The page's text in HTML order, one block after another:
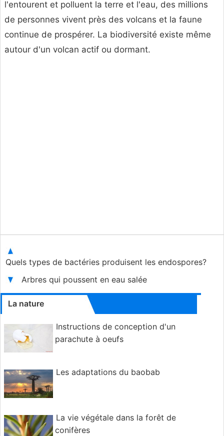
l'entourent et polluent la terre et l'eau, des millions
de personnes vivent près des volcans et la faune
continue de prospérer. La biodiversité existe même
autour d'un volcan actif ou dormant.
Quels types de bactéries produisent les endospores?
Arbres qui poussent en eau salée
La nature
Instructions de conception d'un
parachute à oeufs
Les adaptations du baobab
La vie végétale dans la forêt de
conifères